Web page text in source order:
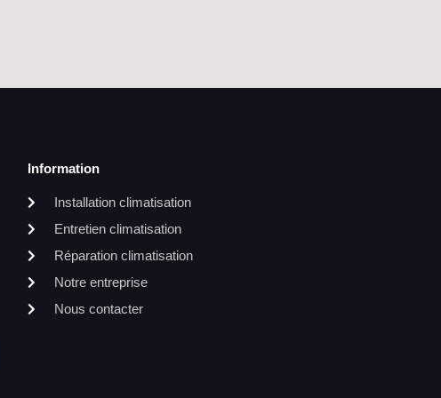
Information
Installation climatisation
Entretien climatisation
Réparation climatisation
Notre entreprise
Nous contacter